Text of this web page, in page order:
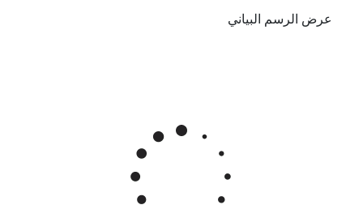
سعر الفضة بـروبية اندونيسية للأونصة
Feb 6, 2026 → Aug 6, 2026